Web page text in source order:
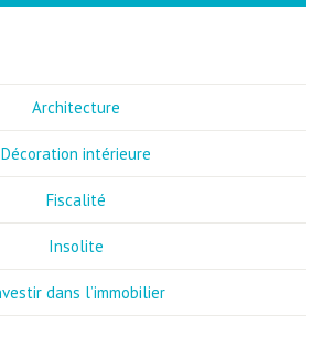
Architecture
Décoration intérieure
Fiscalité
Insolite
dans l’immobilier